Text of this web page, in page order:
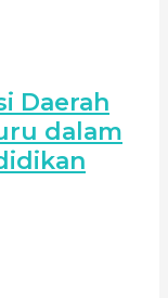
Daerah
dalam